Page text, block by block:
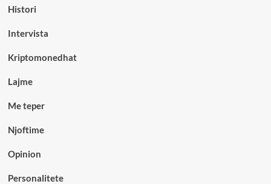
Histori
Intervista
Kriptomonedhat
Lajme
Me teper
Njoftime
Opinion
Personalitete